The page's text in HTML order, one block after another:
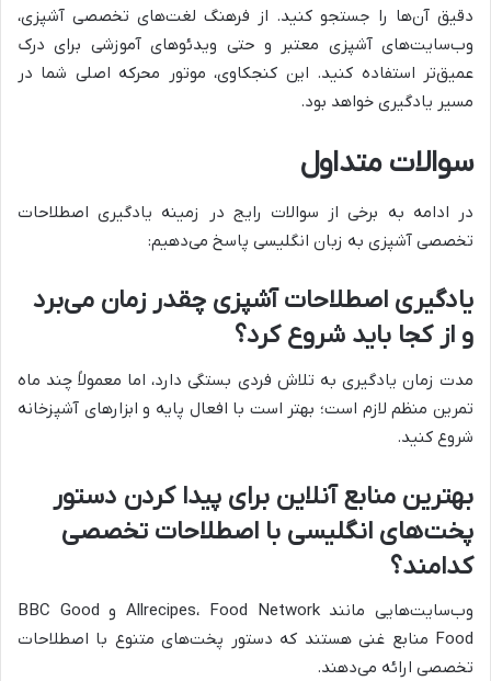
دقیق آن‌ها را جستجو کنید. از فرهنگ لغت‌های تخصصی آشپزی،
وب‌سایت‌های آشپزی معتبر و حتی ویدئوهای آموزشی برای درک
عمیق‌تر استفاده کنید. این کنجکاوی، موتور محرکه اصلی شما در
مسیر یادگیری خواهد بود.
سوالات متداول
در ادامه به برخی از سوالات رایج در زمینه یادگیری اصطلاحات
تخصصی آشپزی به زبان انگلیسی پاسخ می‌دهیم:
یادگیری اصطلاحات آشپزی چقدر زمان می‌برد
و از کجا باید شروع کرد؟
مدت زمان یادگیری به تلاش فردی بستگی دارد، اما معمولاً چند ماه
تمرین منظم لازم است؛ بهتر است با افعال پایه و ابزارهای آشپزخانه
شروع کنید.
بهترین منابع آنلاین برای پیدا کردن دستور
پخت‌های انگلیسی با اصطلاحات تخصصی
کدامند؟
وب‌سایت‌هایی مانند Allrecipes، Food Network و BBC Good
Food منابع غنی هستند که دستور پخت‌های متنوع با اصطلاحات
تخصصی ارائه می‌دهند.